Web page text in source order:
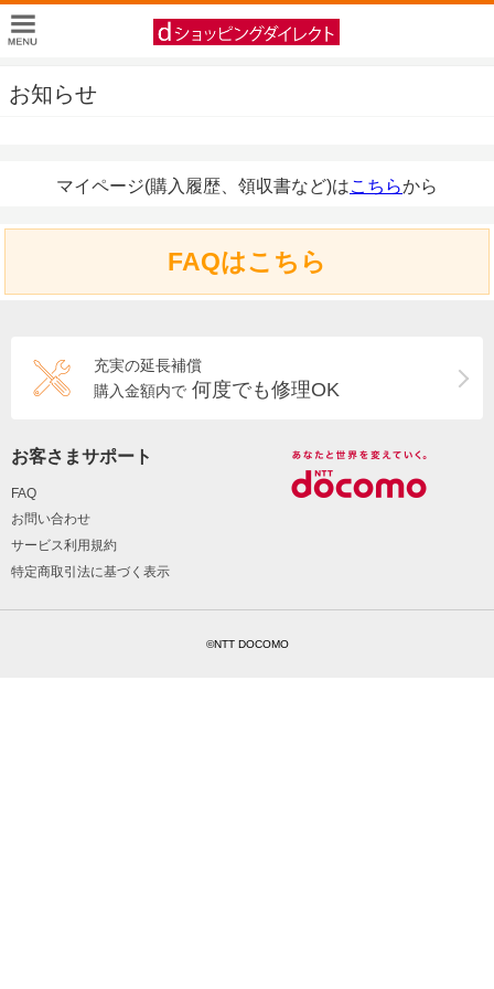
お知らせ
マイページ(購入履歴、領収書など)はこちらから
FAQはこちら
充実の延長補償
購入金額内で 何度でも修理OK
お客さまサポート
FAQ
お問い合わせ
サービス利用規約
特定商取引法に基づく表示
©NTT DOCOMO